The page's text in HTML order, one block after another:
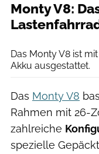
Monty V8:
Das Monty V8 ist
Akku ausgestattet.
Das Monty V8
Rahmen mit 26-
zahlreiche
spezielle